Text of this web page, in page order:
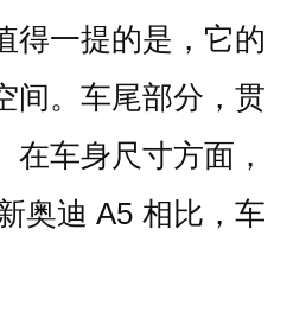
得一提的是，它的
间。车尾部分，贯
车身尺寸方面，
奥迪 A5 相比，车